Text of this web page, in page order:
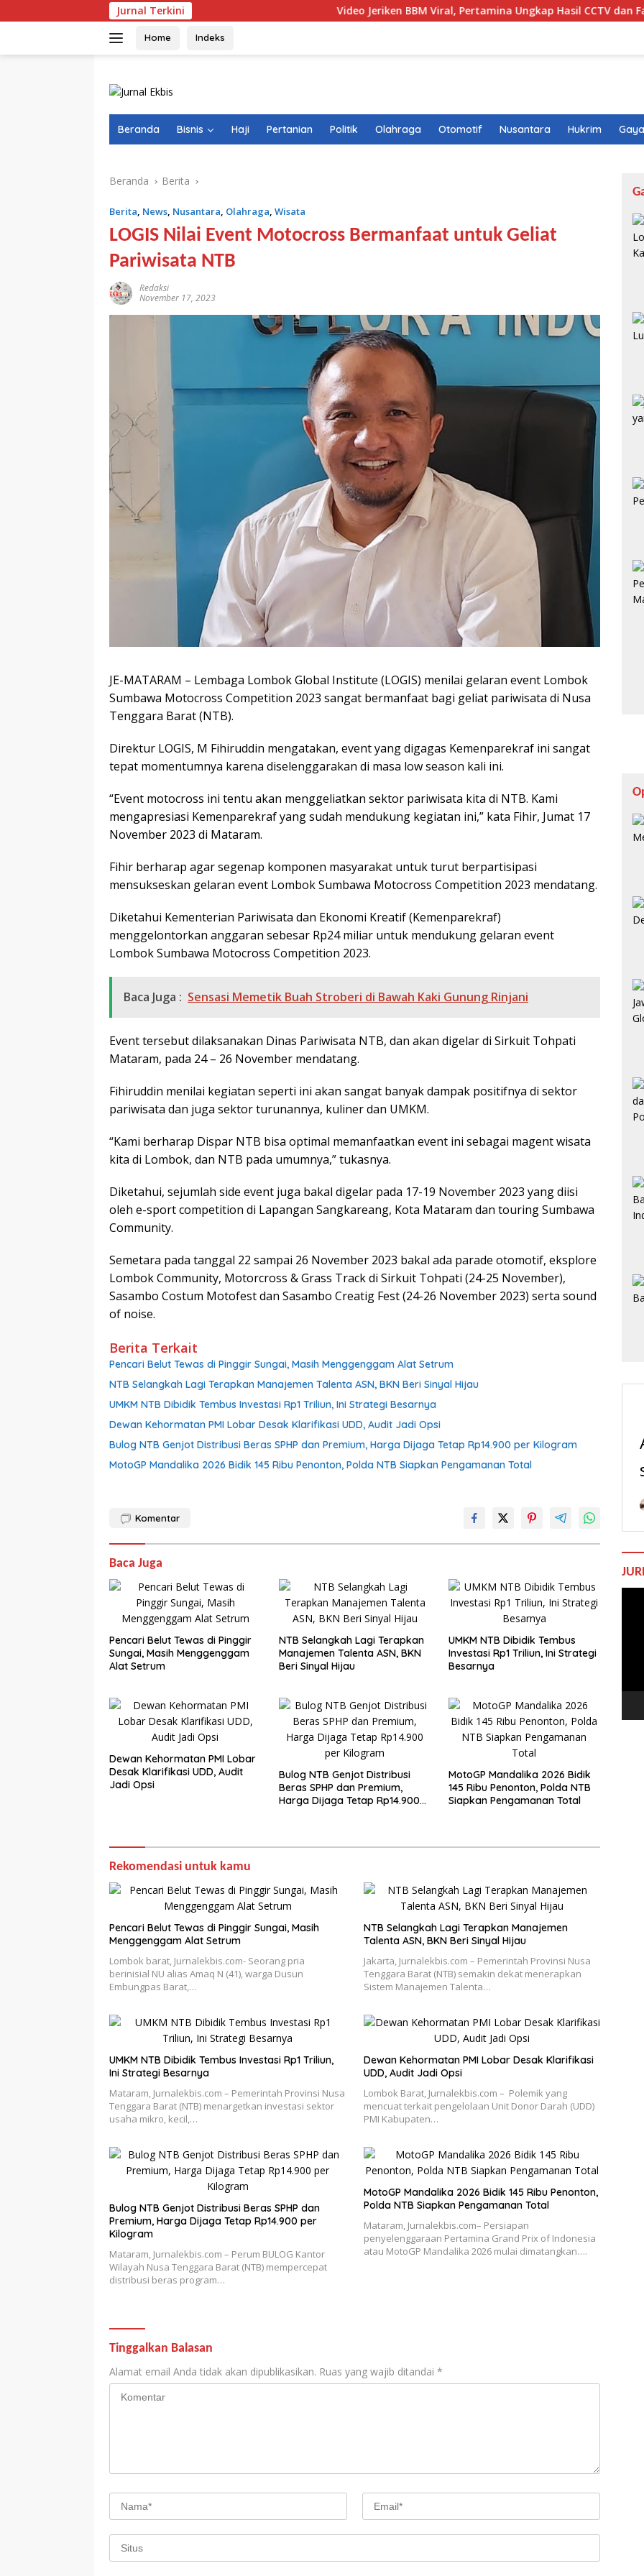
ke
Jurnal Terkini Video Jeriken BBM Viral, Pertamina Ungkap Hasil CCTV dan Fakta di Baliknya
Home Indeks
Beranda Bisnis Haji Pertanian Politik Olahraga Otomotif Nusantara Hukrim
Beranda Berita
Berita, News, Nusantara, Olahraga, Wisata
LOGIS Nilai Event Motocross Bermanfaat untuk Geliat
Pariwisata NTB
Redaksi
November 17, 2023
JE-MATARAM – Lembaga Lombok Global Institute (LOGIS) menilai gelaran event Lombok
Sumbawa Motocross Competition 2023 sangat bermanfaat bagi geliat pariwisata di Nusa
Tenggara Barat (NTB).
Direktur LOGIS, M Fihiruddin mengatakan, event yang digagas Kemenparekraf ini sangat
tepat momentumnya karena diselenggarakan di masa low season kali ini.
“Event motocross ini tentu akan menggeliatkan sektor pariwisata kita di NTB. Kami
mengapresiasi Kemenparekraf yang sudah mendukung kegiatan ini,” kata Fihir, Jumat 17
November 2023 di Mataram.
Fihir berharap agar segenap komponen masyarakat untuk turut berpartisipasi
mensukseskan gelaran event Lombok Sumbawa Motocross Competition 2023 mendatang.
Diketahui Kementerian Pariwisata dan Ekonomi Kreatif (Kemenparekraf)
menggelontorkan anggaran sebesar Rp24 miliar untuk mendukung gelaran event
Lombok Sumbawa Motocross Competition 2023.
Baca Juga : Sensasi Memetik Buah Stroberi di Bawah Kaki Gunung Rinjani
Event tersebut dilaksanakan Dinas Pariwisata NTB, dan akan digelar di Sirkuit Tohpati
Mataram, pada 24 – 26 November mendatang.
Fihiruddin menilai kegiatan seperti ini akan sangat banyak dampak positifnya di sektor
pariwisata dan juga sektor turunannya, kuliner dan UMKM.
“Kami berharap Dispar NTB bisa optimal memanfaatkan event ini sebagai magent wisata
kita di Lombok, dan NTB pada umumnya,” tukasnya.
Diketahui, sejumlah side event juga bakal digelar pada 17-19 November 2023 yang diisi
oleh e-sport competition di Lapangan Sangkareang, Kota Mataram dan touring Sumbawa
Community.
Semetara pada tanggal 22 sampai 26 November 2023 bakal ada parade otomotif, eksplore
Lombok Community, Motorcross & Grass Track di Sirkuit Tohpati (24-25 November),
Sasambo Costum Motofest dan Sasambo Creatig Fest (24-26 November 2023) serta sound
of noise.
Berita Terkait
Pencari Belut Tewas di Pinggir Sungai, Masih Menggenggam Alat Setrum
NTB Selangkah Lagi Terapkan Manajemen Talenta ASN, BKN Beri Sinyal Hijau
UMKM NTB Dibidik Tembus Investasi Rp1 Triliun, Ini Strategi Besarnya
Dewan Kehormatan PMI Lobar Desak Klarifikasi UDD, Audit Jadi Opsi
Bulog NTB Genjot Distribusi Beras SPHP dan Premium, Harga Dijaga Tetap Rp14.900 per Kilogram
MotoGP Mandalika 2026 Bidik 145 Ribu Penonton, Polda NTB Siapkan Pengamanan Total
Komentar
Baca Juga
Pencari Belut Tewas di Pinggir
Sungai, Masih Menggenggam
Alat Setrum
NTB Selangkah Lagi Terapkan
Manajemen Talenta ASN, BKN
Beri Sinyal Hijau
UMKM NTB Dibidik Tembus
Investasi Rp1 Triliun, Ini Strategi
Besarnya
Dewan Kehormatan PMI Lobar
Desak Klarifikasi UDD, Audit
Jadi Opsi
Bulog NTB Genjot Distribusi
Beras SPHP dan Premium,
Harga Dijaga Tetap Rp14.900
MotoGP Mandalika 2026 Bidik
145 Ribu Penonton, Polda NTB
Siapkan Pengamanan Total
Rekomendasi untuk kamu
Pencari Belut Tewas di Pinggir Sungai, Masih
Menggenggam Alat Setrum
Lombok barat, Jurnalekbis.com- Seorang pria
berinisial NU alias Amaq N (41), warga Dusun
Embungpas Barat,…
NTB Selangkah Lagi Terapkan Manajemen
Talenta ASN, BKN Beri Sinyal Hijau
Jakarta, Jurnalekbis.com – Pemerintah Provinsi Nusa
Tenggara Barat (NTB) semakin dekat menerapkan
Sistem Manajemen Talenta…
UMKM NTB Dibidik Tembus Investasi Rp1 Triliun,
Ini Strategi Besarnya
Mataram, Jurnalekbis.com – Pemerintah Provinsi Nusa
Tenggara Barat (NTB) menargetkan investasi sektor
usaha mikro, kecil,…
Dewan Kehormatan PMI Lobar Desak Klarifikasi
UDD, Audit Jadi Opsi
Lombok Barat, Jurnalekbis.com – Polemik yang
mencuat terkait pengelolaan Unit Donor Darah (UDD)
PMI Kabupaten…
Bulog NTB Genjot Distribusi Beras SPHP dan
Premium, Harga Dijaga Tetap Rp14.900 per
Kilogram
Mataram, Jurnalekbis.com – Perum BULOG Kantor
Wilayah Nusa Tenggara Barat (NTB) mempercepat
distribusi beras program…
MotoGP Mandalika 2026 Bidik 145 Ribu Penonton,
Polda NTB Siapkan Pengamanan Total
Mataram, Jurnalekbis.com– Persiapan
penyelenggaraan Pertamina Grand Prix of Indonesia
atau MotoGP Mandalika 2026 mulai dimatangkan….
Tinggalkan Balasan
Alamat email Anda tidak akan dipublikasikan. Ruas yang wajib ditandai *